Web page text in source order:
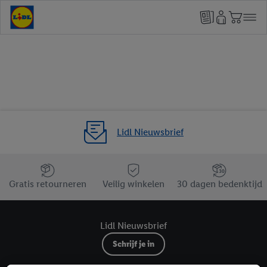
Lidl Nieuwsbrief
Jouw voordelen bij ons als Lidl webshop klant
Gratis retourneren
Veilig winkelen 30 dagen bedenktijd
Lidl Nieuwsbrief
Schrijf je in